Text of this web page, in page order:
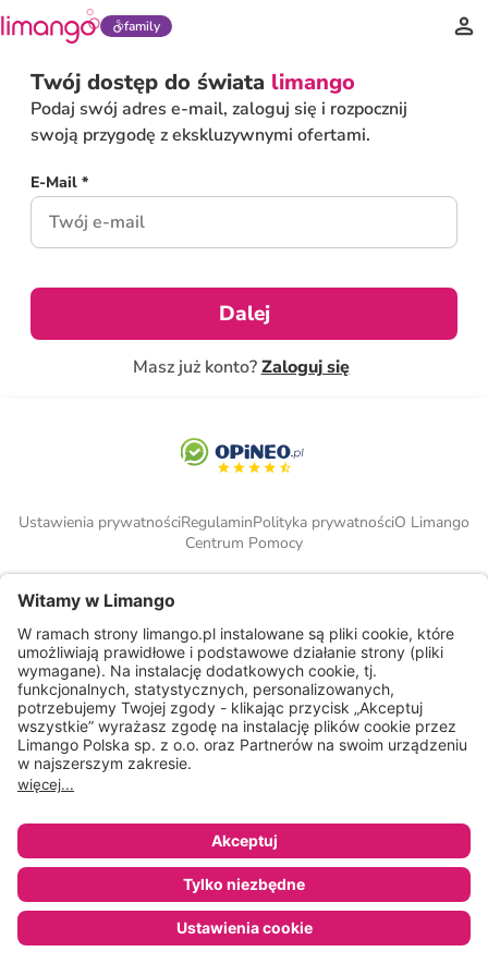
family
Twój dostęp do świata limango
Podaj swój adres e-mail, zaloguj się i rozpocznij
swoją przygodę z ekskluzywnymi ofertami.
E-Mail *
Dalej
Masz już konto?Zaloguj się
Ustawienia prywatnościRegulaminPolityka prywatnościO Limango
Centrum Pomocy